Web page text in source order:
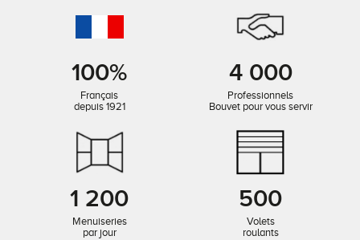
100%
Français
depuis 1921
4 000
Professionnels
Bouvet pour vous servir
1 200
Menuiseries
par jour
500
Volets
roulants